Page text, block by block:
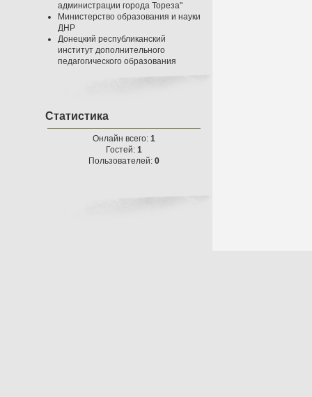
администрации города Тореза"
Министерство образования и науки
ДНР
Донецкий республиканский
институт дополнительного
педагогического образования
Статистика
Онлайн всего: 1
Гостей: 1
Пользователей: 0